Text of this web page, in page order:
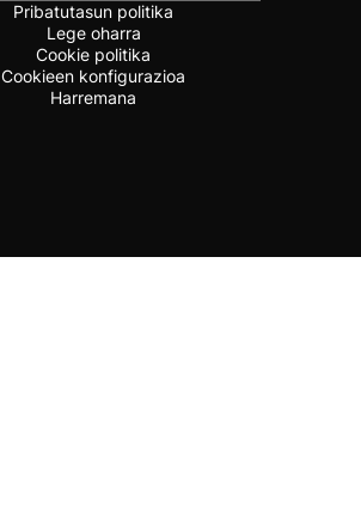
Pribatutasun politika
Lege oharra
Cookie politika
Cookieen konfigurazioa
Harremana